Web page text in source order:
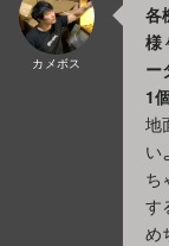
カメボス
各
様
ー
1
地
い
ち
す
め